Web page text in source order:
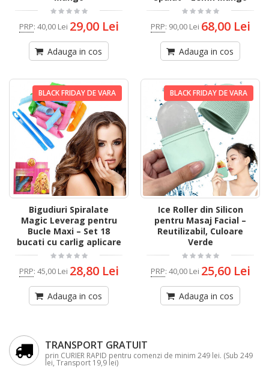
PRP: 40,00 Lei 29,00 Lei
Adauga in cos
PRP: 90,00 Lei 68,00 Lei
Adauga in cos
BLACK FRIDAY DE VARA
Bigudiuri Spiralate
Magic Leverag pentru
Bucle Maxi – Set 18
bucati cu carlig aplicare
PRP: 45,00 Lei 28,80 Lei
Adauga in cos
BLACK FRIDAY DE VARA
Ice Roller din Silicon
pentru Masaj Facial –
Reutilizabil, Culoare
Verde
PRP: 40,00 Lei 25,60 Lei
Adauga in cos
TRANSPORT GRATUIT
prin CURIER RAPID pentru comenzi de minim 249 lei. (Sub 249
lei, Transport 19,9 lei)